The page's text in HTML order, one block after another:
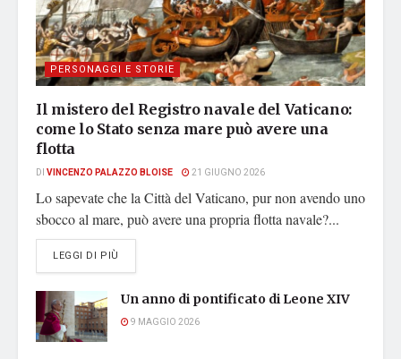
PERSONAGGI E STORIE
Il mistero del Registro navale del Vaticano:
come lo Stato senza mare può avere una
flotta
DI VINCENZO PALAZZO BLOISE 21 GIUGNO 2026
Lo sapevate che la Città del Vaticano, pur non avendo uno
sbocco al mare, può avere una propria flotta navale?...
LEGGI DI PIÙ
Un anno di pontificato di Leone XIV
9 MAGGIO 2026